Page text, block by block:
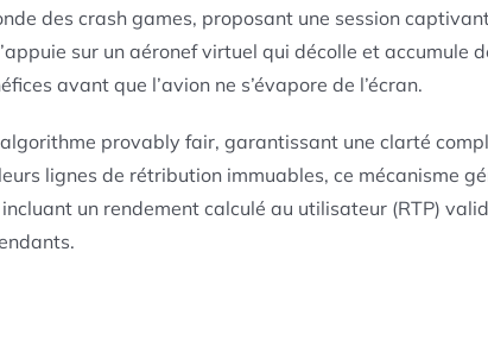
des crash games, proposant une session
sur un aéronef virtuel qui décolle et accumule
avant que l’avion ne s’évapore de l’écran.
provably fair, garantissant une clarté
lignes de rétribution immuables, ce mécanisme
un rendement calculé au utilisateur (RTP)